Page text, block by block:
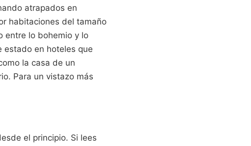
atrapados en
habitaciones del tamaño
entre lo bohemio y lo
estado en hoteles que
la casa de un
Para un vistazo más
el principio. Si lees